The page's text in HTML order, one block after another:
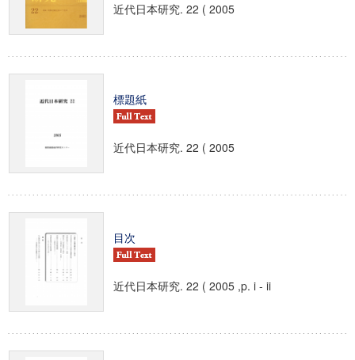
近代日本研究. 22 ( 2005
標題紙
近代日本研究. 22 ( 2005
目次
近代日本研究. 22 ( 2005 ,p. i - ii